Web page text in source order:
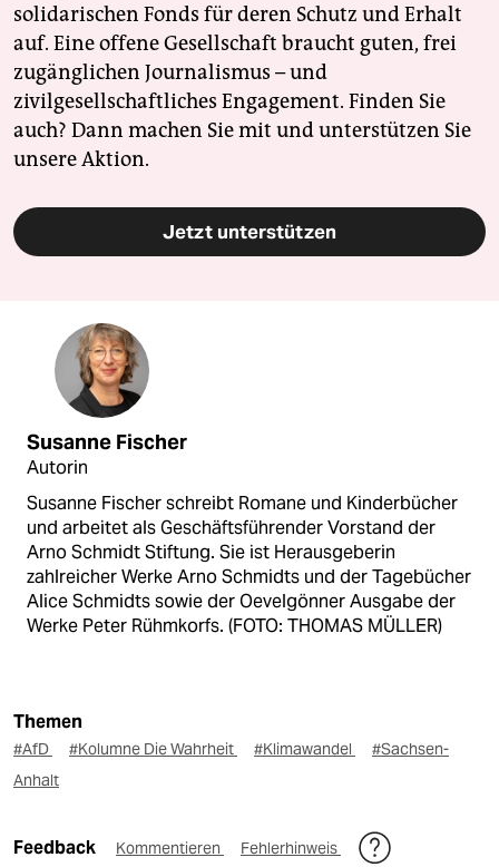
solidarischen Fonds für deren Schutz und Erhalt
auf. Eine offene Gesellschaft braucht guten, frei
zugänglichen Journalismus – und
zivilgesellschaftliches Engagement. Finden Sie
auch? Dann machen Sie mit und unterstützen Sie
unsere Aktion.
Jetzt unterstützen
Susanne Fischer
Autorin
Susanne Fischer schreibt Romane und Kinderbücher
und arbeitet als Geschäftsführender Vorstand der
Arno Schmidt Stiftung. Sie ist Herausgeberin
zahlreicher Werke Arno Schmidts und der Tagebücher
Alice Schmidts sowie der Oevelgönner Ausgabe der
Werke Peter Rühmkorfs. (FOTO: THOMAS MÜLLER)
Themen
#AfD #Kolumne Die Wahrheit #Klimawandel
#Sachsen-
Anhalt
Feedback Kommentieren Fehlerhinweis